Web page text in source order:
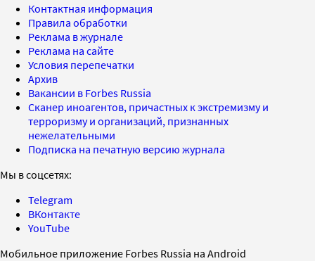
Контактная информация
Правила обработки
Реклама в журнале
Реклама на сайте
Условия перепечатки
Архив
Вакансии в Forbes Russia
Сканер иноагентов, причастных к экстремизму и
терроризму и организаций, признанных
нежелательными
Подписка на печатную версию журнала
Мы в соцсетях:
Telegram
ВКонтакте
YouTube
Мобильное приложение Forbes Russia на Android